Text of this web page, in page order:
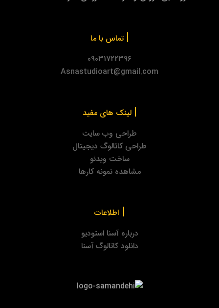
| تماس با ما
09031722396
Asnastudioart@gmail.com
| لینک های مفید
طراحی وب سایت
طراحی کاتالوگ دیجیتال
ساخت ویدئو
مشاهده نمونه کارها
|اطلاعات
درباره آسنا استودیو
دانلود کاتالوگ آسنا